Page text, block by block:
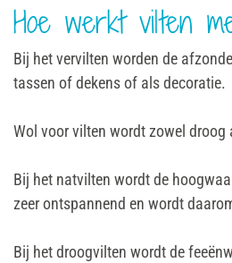
Hoe werkt vilten
Bij het vervilten worden de
tassen of dekens of als decoratie.
Wol voor vilten wordt zowel
Bij het natvilten wordt de
zeer ontspannend en wordt
Bij het droogvilten wordt de